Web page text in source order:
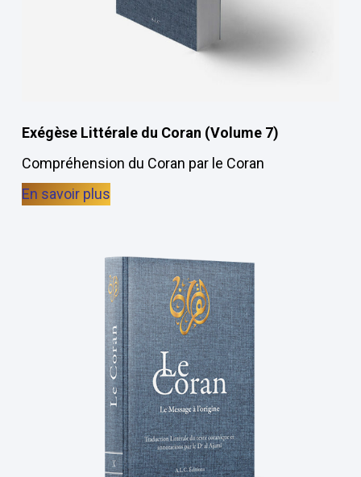
Exégèse Littérale du Coran (Volume 7)
Compréhension du Coran par le Coran
En savoir plus